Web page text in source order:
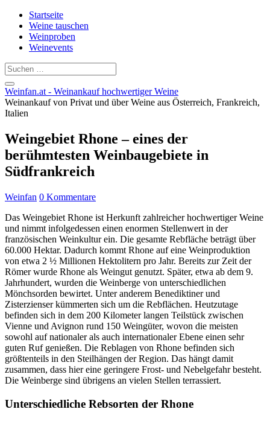
Startseite
Weine tauschen
Weinproben
Weinevents
Weinfan.at - Weinankauf hochwertiger Weine
Weinankauf von Privat und über Weine aus Österreich, Frankreich,
Italien
Weingebiet Rhone – eines der
berühmtesten Weinbaugebiete in
Südfrankreich
Weinfan 0 Kommentare
Das Weingebiet Rhone ist Herkunft zahlreicher hochwertiger Weine
und nimmt infolgedessen einen enormen Stellenwert in der
französischen Weinkultur ein. Die gesamte Rebfläche beträgt über
60.000 Hektar. Dadurch kommt Rhone auf eine Weinproduktion
von etwa 2 ½ Millionen Hektolitern pro Jahr. Bereits zur Zeit der
Römer wurde Rhone als Weingut genutzt. Später, etwa ab dem 9.
Jahrhundert, wurden die Weinberge von unterschiedlichen
Mönchsorden bewirtet. Unter anderem Benediktiner und
Zisterzienser kümmerten sich um die Rebflächen. Heutzutage
befinden sich in dem 200 Kilometer langen Teilstück zwischen
Vienne und Avignon rund 150 Weingüter, wovon die meisten
sowohl auf nationaler als auch internationaler Ebene einen sehr
guten Ruf genießen. Die Reblagen von Rhone befinden sich
größtenteils in den Steilhängen der Region. Das hängt damit
zusammen, dass hier eine geringere Frost- und Nebelgefahr besteht.
Die Weinberge sind übrigens an vielen Stellen terrassiert.
Unterschiedliche Rebsorten der Rhone